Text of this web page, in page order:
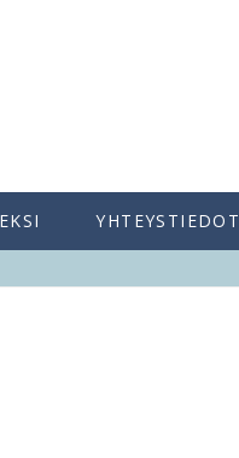
YHTEYSTIEDOT